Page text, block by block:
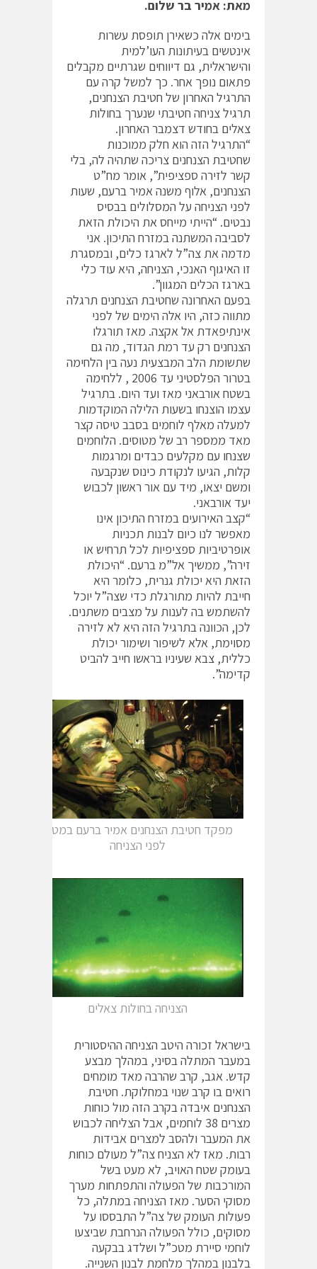
מאת: אמיר בר שלום.
בימים אלה כשאירן תופסת עשרות
אינטשים בעיתונות העו’למית
והישראלית, גם דיווחים שגרתיים מקבלים
פתאום נופך אחר. כך למשל קרה עם
התרגיל האחרון של חטיבת הצנחנים,
תרגיל צניחה חטיבתי שנערך בחולות
צאלים בחודש דצמבר האחרון.
“התרגיל הזה הוא חלק ממוכנות
שחטיבת הצנחנים צריכה שתהיה לה, בלי
קשר לזירה ספציפית”, אומר מח”ט
הצנחנים, אלוף משנה אמיר ברעם, שעות
לפני הצניחה על המסלולים בבסיס
נבטים. “הייתי מייחס את היכולת הזאת
לסביבה המשתנה במזרח התיכון. אני
מדמה את צה”ל לארגז כלים, ובמסגרת
זו האיגוף האנכי, הצניחה, היא עוד כלי
בארגז הכלים המגוון”.
בפעם האחרונה שחטיבת הצנחנים תרגלה
מתווה כזה, היו אלה הימים של לפני
אינתיפאדת אל אקצה. מאז תורגלו
הצנחנים רק עד רמת הגדוד, מה גם
שתשומת הלב המבצעית נעה בין הלחימה
בטרור הפלסטיני עד 2006 , ללחימה
בשטח אורבאני מאז ועד היום. בתרגיל
עצמו הוצנחו בשעות הלילה המוקדמות
למעלה מאלף לוחמים בסבב טיסה קצר
מאד ממספר רב של מטוסים. הלוחמים
שצנחו עם מקלעים כבדים ומרגמות
קלות, הגיעו לנקודת כינוס שנקבעה
ומשם יצאו, מיד עם אור ראשון לכבוש
יעד אורבאני.
“קצב האירועים במזרח התיכון אינו
מאפשר לנו כיום לבנות תכניות
אופרטיביות ספציפיות לכל תרחיש או
זירה”, ממשיך אל”מ ברעם. “היכולת
הזאת היא יכולת גנרית, כלומר היא
חייבת להיות מתורגלת כדי שצה”ל יוכל
להשתמש בה לענות על מצבים משתנים.
לכן, הכוונה בתרגיל הזה היא לא לזירה
מסוימת, אלא לשיפור ושימור יכולת
כללית, צבא שעיניו בראשו חייב להביט
קדימה”.
מפקד חטיבת הצנחנים אמיר ברעם במטוס
לפני הצניחה
הצניחה בחולות צאלים
בישראל זכורה היטב הצניחה ההיסטורית
במעבר המתלה בסיני, במהלך מבצע
קדש. אגב, קרב שהרבה מאד מומחים
רואים בו קרב שנוי במחלוקת. חטיבת
הצנחנים איבדה בקרב הזה מול כוחות
מצרים 38 לוחמים, אבל הצליחה לכבוש
את המעבר ולהסב למצרים אבידות
רבות. מאז לא הצניח צה”ל מעולם כוחות
בעומק שטח האויב, לא מעט בשל
המורכבות של הפעולה והתפתחות מערך
מסוקי הסער. מאז הצניחה במתלה, כל
פעולות העומק של צה”ל התבססו על
מסוקים, כולל הפעולה הנרחבת שביצעו
לוחמי סיירת מטכ”ל ושלדג בבקעה
בלבנון במהלך מלחמת לבנון השנייה.